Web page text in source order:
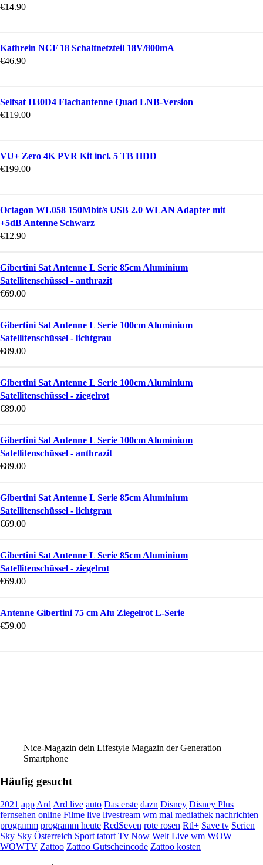
€14.90
Kathrein NCF 18 Schaltnetzteil 18V/800mA
€46.90
Selfsat H30D4 Flachantenne Quad LNB-Version
€119.00
VU+ Zero 4K PVR Kit incl. 5 TB HDD
€199.00
Octagon WL058 150Mbit/s USB 2.0 WLAN Adapter mit
+5dB Antenne Schwarz
€12.90
Gibertini Sat Antenne L Serie 85cm Aluminium
Satellitenschüssel - anthrazit
€69.00
Gibertini Sat Antenne L Serie 100cm Aluminium
Satellitenschüssel - lichtgrau
€89.00
Gibertini Sat Antenne L Serie 100cm Aluminium
Satellitenschüssel - ziegelrot
€89.00
Gibertini Sat Antenne L Serie 100cm Aluminium
Satellitenschüssel - anthrazit
€89.00
Gibertini Sat Antenne L Serie 85cm Aluminium
Satellitenschüssel - lichtgrau
€69.00
Gibertini Sat Antenne L Serie 85cm Aluminium
Satellitenschüssel - ziegelrot
€69.00
Antenne Gibertini 75 cm Alu Ziegelrot L-Serie
€59.00
Nice-Magazin dein Lifestyle Magazin der Generation
Smartphone
Häufig gesucht
2021 app Ard Ard live auto Das erste dazn Disney Disney Plus
fernsehen online Filme live livestream wm mal mediathek nachrichten
programm programm heute RedSeven rote rosen Rtl+ Save tv Serien
Sky Sky Österreich Sport tatort Tv Now Welt Live wm WOW
WOWTV Zattoo Zattoo Gutscheincode Zattoo kosten